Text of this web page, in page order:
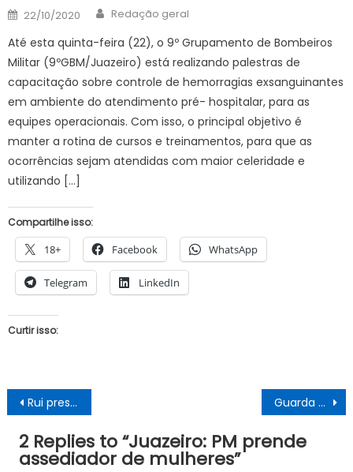
Posted
on
22/10/2020 Author
Redação geral
Até esta quinta-feira (22), o 9º Grupamento de Bombeiros
Militar (9ºGBM/Juazeiro) está realizando palestras de
capacitação sobre controle de hemorragias exsanguinantes
em ambiente do atendimento pré- hospitalar, para as
equipes operacionais. Com isso, o principal objetivo é
manter a rotina de cursos e treinamentos, para que as
ocorrências sejam atendidas com maior celeridade e
utilizando […]
Compartilhe isso:
18+ Facebook WhatsApp
Telegram LinkedIn
Curtir isso:
Navegação
de
Post
Rui prestigia posse do novo comandante-geral do Corpo de Bombeiros Guarda Municipal de Juazeiro realiza operação em conjunto com a AMA (Agência Municipal de Abastecimento)
2 Replies to “Juazeiro: PM prende
assediador de mulheres”